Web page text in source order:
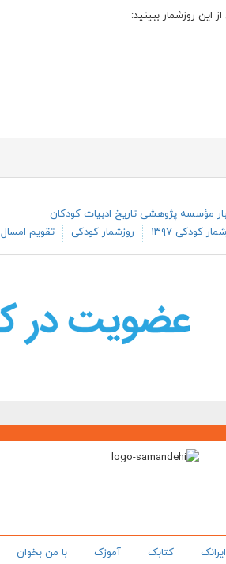
این روزشمار ببینید:
مؤسسه پژوهشی تاریخ ادبیات کودکان
کودکی ۱۳۹۷ روزشمار کودکی تقویم امسال
ایرانک کتابک آموزک با من بخوان